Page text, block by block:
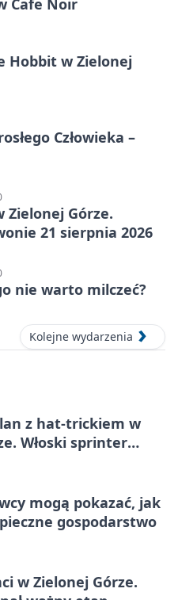
Cafe Noir
Hobbit w Zielonej
Człowieka –
Zielonej Górze.
21 sierpnia 2026
nie warto milczeć?
Kolejne wydarzenia
z hat-trickiem w
Włoski sprinter
mogą pokazać, jak
gospodarstwo
w Zielonej Górze.